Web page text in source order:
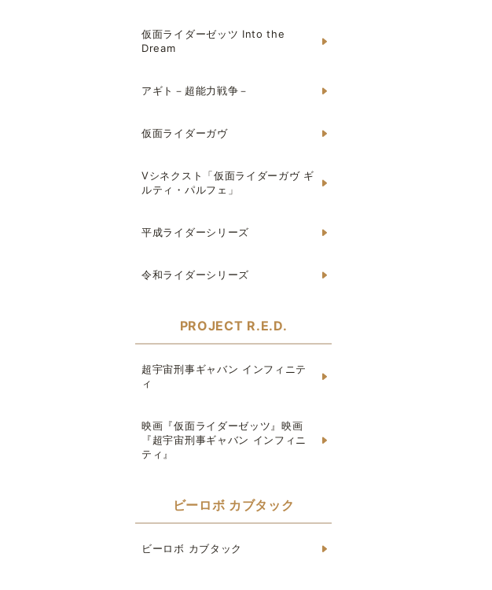
仮面ライダーゼッツ Into the
Dream
アギト－超能力戦争－
仮面ライダーガヴ
Vシネクスト「仮面ライダーガヴ ギ
ルティ・パルフェ」
平成ライダーシリーズ
令和ライダーシリーズ
PROJECT R.E.D.
超宇宙刑事ギャバン インフィニテ
ィ
映画『仮面ライダーゼッツ』映画
『超宇宙刑事ギャバン インフィニ
ティ』
ビーロボ カブタック
ビーロボ カブタック